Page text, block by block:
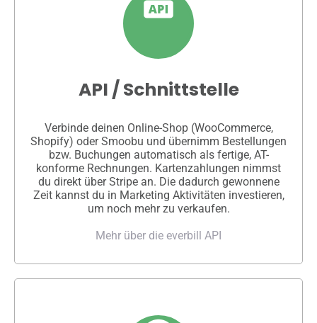
API / Schnittstelle
Verbinde deinen Online-Shop (WooCommerce,
Shopify) oder Smoobu und übernimm Bestellungen
bzw. Buchungen automatisch als fertige, AT-
konforme Rechnungen. Kartenzahlungen nimmst
du direkt über Stripe an. Die dadurch gewonnene
Zeit kannst du in Marketing Aktivitäten investieren,
um noch mehr zu verkaufen.
Mehr über die everbill API